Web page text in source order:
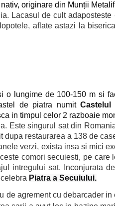
originare din Munții
Lacasul de cult adaposteste
aflate astazi la
o lungime de 100-150 m si
de piatra numitCastelul
in timpul celor 2 razboaie
Este singurul sat din
dupa restaurarea a 138 de
verzi, exista insa si mici
comori secuiesti, pe care
intregului sat. Inconjurata
Piatra a Secuiului.
de agrement cu debarcader in